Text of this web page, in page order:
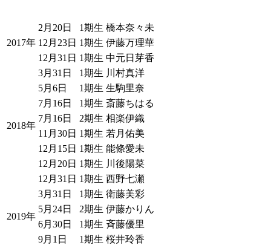
2017年
2月20日 1期生 橋本奈々未
12月23日 1期生 伊藤万理華
12月31日 1期生 中元日芽香
2018年
3月31日 1期生 川村真洋
5月6日
1期生 生駒里奈
7月16日
1期生 斎藤ちはる
7月16日
2期生 相楽伊織
11月30日 1期生 若月佑美
12月15日 1期生 能條愛未
12月20日 1期生 川後陽菜
12月31日 1期生 西野七瀬
2019年
3月31日 1期生 衛藤美彩
5月24日
2期生 伊藤かりん
6月30日
1期生 斉藤優里
9月1日
1期生 桜井玲香